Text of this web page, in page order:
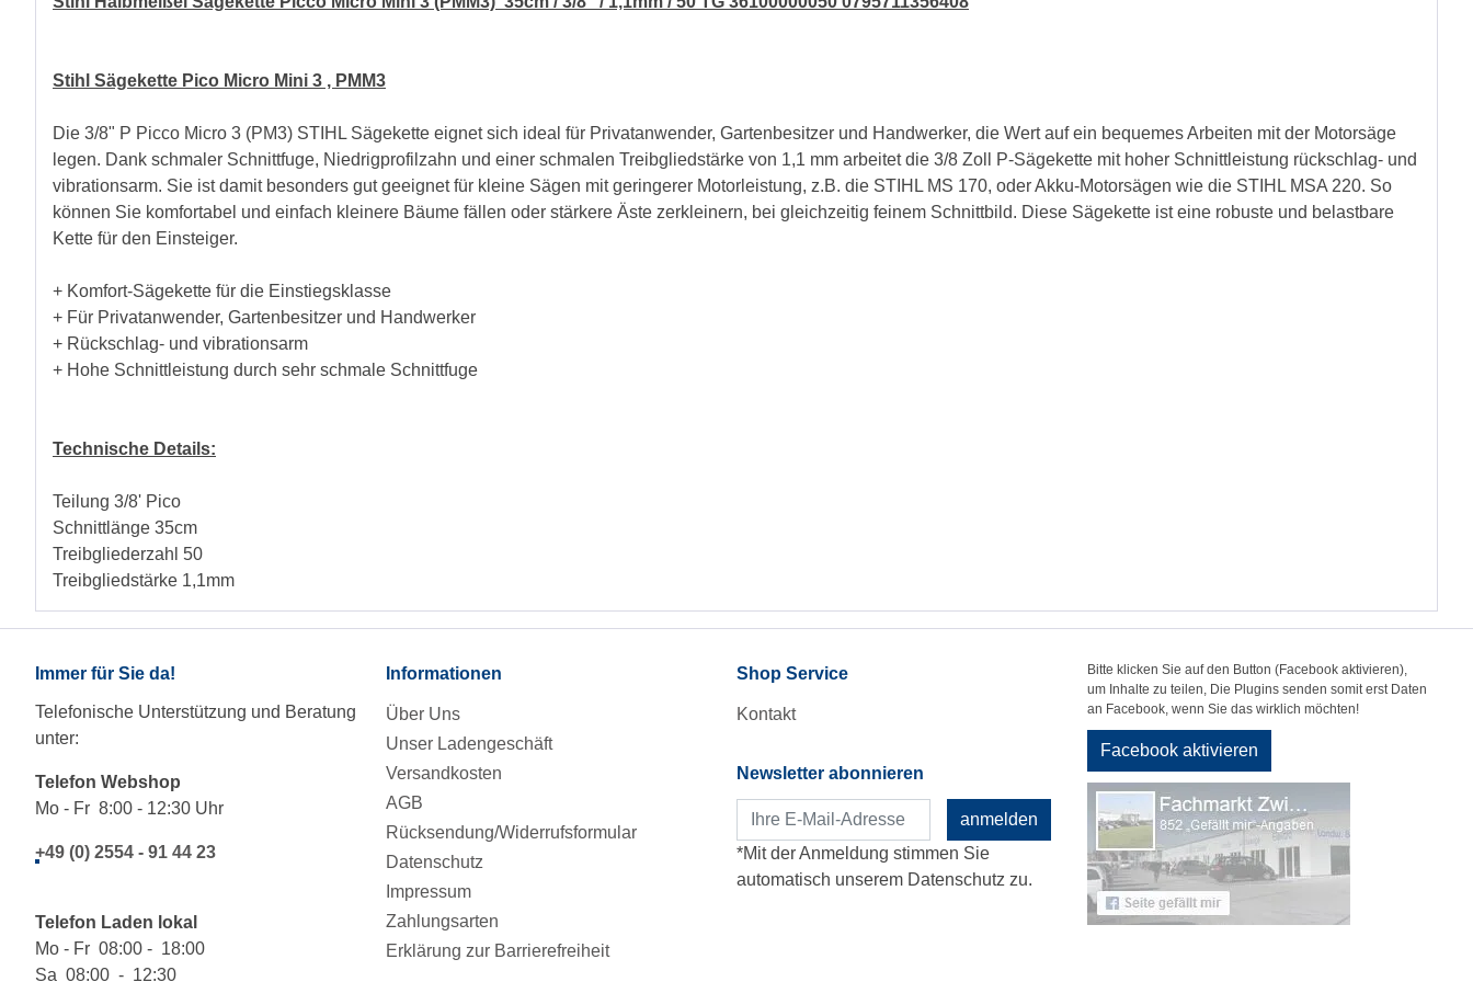
Stihl Sägekette Pico Micro Mini 3 , PMM3
Die 3/8" P Picco Micro 3 (PM3) STIHL Sägekette eignet sich ideal für Privatanwender, Gartenbesitzer und Handwerker, die Wert auf ein bequemes Arbeiten mit der Motorsäge
legen. Dank schmaler Schnittfuge, Niedrigprofilzahn und einer schmalen Treibgliedstärke von 1,1 mm arbeitet die 3/8 Zoll P-Sägekette mit hoher Schnittleistung rückschlag- und
vibrationsarm. Sie ist damit besonders gut geeignet für kleine Sägen mit geringerer Motorleistung, z.B. die STIHL MS 170, oder Akku-Motorsägen wie die STIHL MSA 220. So
können Sie komfortabel und einfach kleinere Bäume fällen oder stärkere Äste zerkleinern, bei gleichzeitig feinem Schnittbild. Diese Sägekette ist eine robuste und belastbare
Kette für den Einsteiger.
+ Komfort-Sägekette für die Einstiegsklasse
+ Für Privatanwender, Gartenbesitzer und Handwerker
+ Rückschlag- und vibrationsarm
+ Hohe Schnittleistung durch sehr schmale Schnittfuge
Technische Details:
Teilung 3/8' Pico
Schnittlänge 35cm
Treibgliederzahl 50
Treibgliedstärke 1,1mm
Immer für Sie da!
Telefonische Unterstützung und Beratung
unter:
Telefon Webshop
Mo - Fr 8:00 - 12:30 Uhr
+49 (0) 2554 - 91 44 23
Telefon Laden lokal
Mo - Fr 08:00 - 18:00
Sa 08:00 - 12:30
Informationen
Über Uns
Unser Ladengeschäft
Versandkosten
AGB
Rücksendung/Widerrufsformular
Datenschutz
Impressum
Zahlungsarten
Erklärung zur Barrierefreiheit
Shop Service
Kontakt
Newsletter abonnieren
anmelden
*Mit der Anmeldung stimmen Sie
automatisch unserem Datenschutz zu.
Bitte klicken Sie auf den Button (Facebook aktivieren),
um Inhalte zu teilen, Die Plugins senden somit erst Daten
an Facebook, wenn Sie das wirklich möchten!
Facebook aktivieren